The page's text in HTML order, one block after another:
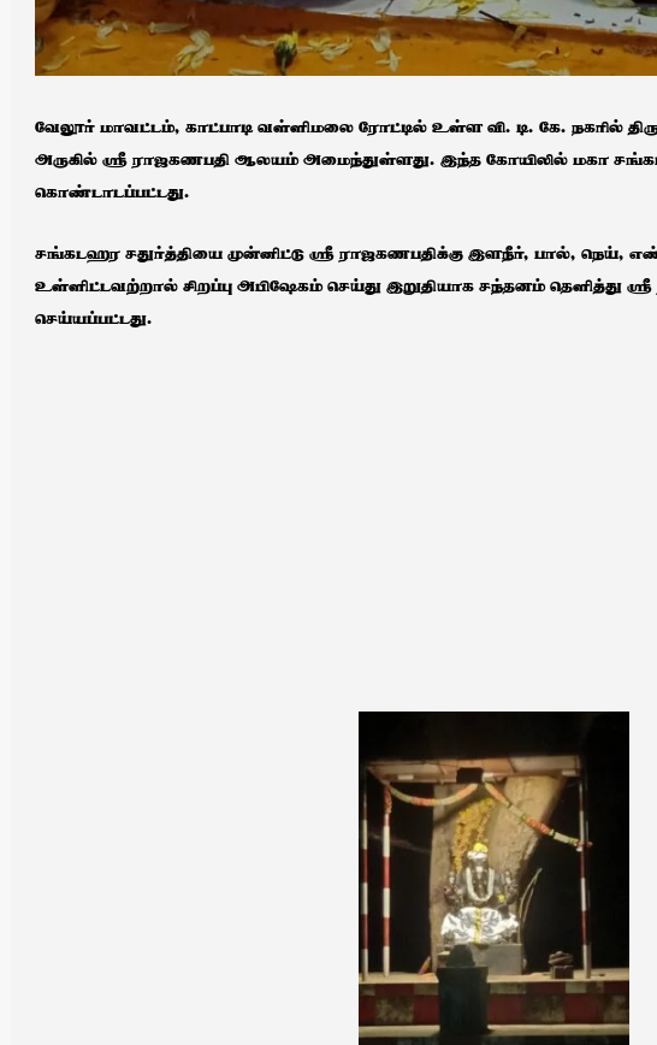
வேலூர் மாவட்டம், காட்பாடி வள்ளிமலை ரோட்டில் உள்ள வி. டி. கே. நகரில்
அருகில் ஸ்ரீ ராஜகணபதி ஆலயம் அமைந்துள்ளது. இந்த கோயிலில் மகா
கொண்டாடப்பட்டது.
சங்கடஹர சதுர்த்தியை முன்னிட்டு ஸ்ரீ ராஜகணபதிக்கு இளநீர், பால், நெய்,
உள்ளிட்டவற்றால் சிறப்பு அபிஷேகம் செய்து இறுதியாக சந்தனம் தெளித்து
செய்யப்பட்டது.